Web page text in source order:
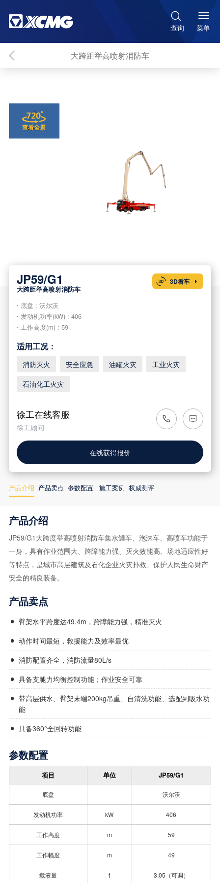

查询 菜单
大跨距举高喷射消防车
查看全景
JP59/G1
大跨距举高喷射消防车
底盘 : 沃尔沃
发动机功率(kW) : 406
工作高度(m) : 59
3D看车 
适用工况：
消防灭火 安全应急 油罐火灾
工业火灾
石油化工火灾
徐工在线客服
徐工顾问
在线获得报价
产品介绍 产品卖点 参数配置 施工案例 权威测评
产品介绍
JP59/G1大跨度举高喷射消防车集水罐车、泡沫车、高喷车功能于
一身，具有作业范围大、跨障能力强、灭火效能高、场地适应性好
等特点，是城市高层建筑及石化企业火灾扑救、保护人民生命财产
安全的精良装备。
产品卖点
臂架水平跨度达49.4m，跨障能力强，精准灭火
动作时间最短，救援能力及效率最优
消防配置齐全，消防流量80L/s
具备支腿力均衡控制功能；作业安全可靠
带高层供水、臂架末端200kg吊重、自清洗功能、选配到吸水功
能
具备360°全回转功能
参数配置
项目 单位 JP59/G1
底盘 - 沃尔沃
发动机功率 kW 406
工作高度 m 59
工作幅度 m 49
载液量 t 3.05（可调）